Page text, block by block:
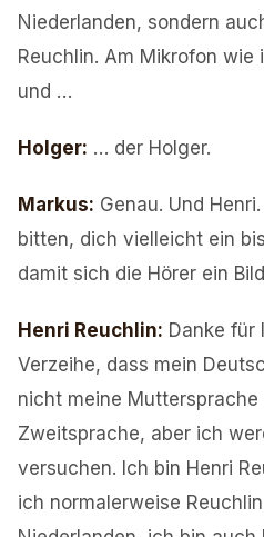
Niederlanden, sondern
Reuchlin. Am Mikrofon wie
und …
Holger: … der Holger.
Markus: Genau. Und
bitten, dich vielleicht ein
damit sich die Hörer ein
Henri Reuchlin: Danke für
Verzeihe, dass mein
nicht meine
Zweitsprache, aber ich
versuchen. Ich bin Henri
ich normalerweise